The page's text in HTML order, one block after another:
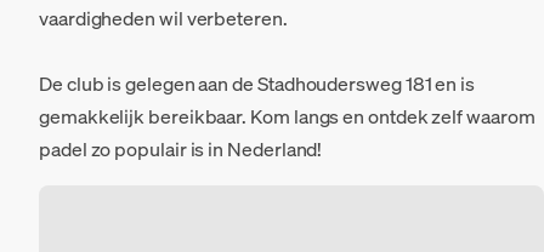
vaardigheden wil verbeteren.
De club is gelegen aan de Stadhoudersweg 181 en is
gemakkelijk bereikbaar. Kom langs en ontdek zelf waarom
padel zo populair is in Nederland!